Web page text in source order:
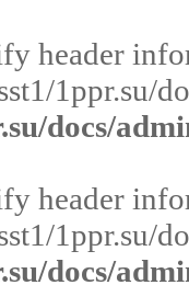
header
1ppr.su/
docs/
header
1ppr.su/
docs/